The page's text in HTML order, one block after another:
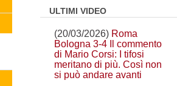
ULTIMI VIDEO
(20/03/2026) Roma
Bologna 3-4 Il commento
di Mario Corsi: I tifosi
meritano di più. Così non
si può andare avanti